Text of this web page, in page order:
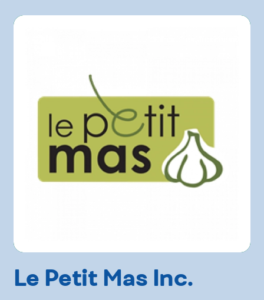
Provigo
Le Petit Mas Inc.